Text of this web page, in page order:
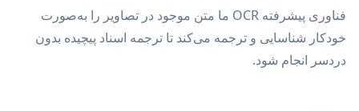
فناوری پیشرفته OCR ما متن موجود در تصاویر را به‌صورت
خودکار شناسایی و ترجمه می‌کند تا ترجمه اسناد پیچیده بدون
دردسر انجام شود.